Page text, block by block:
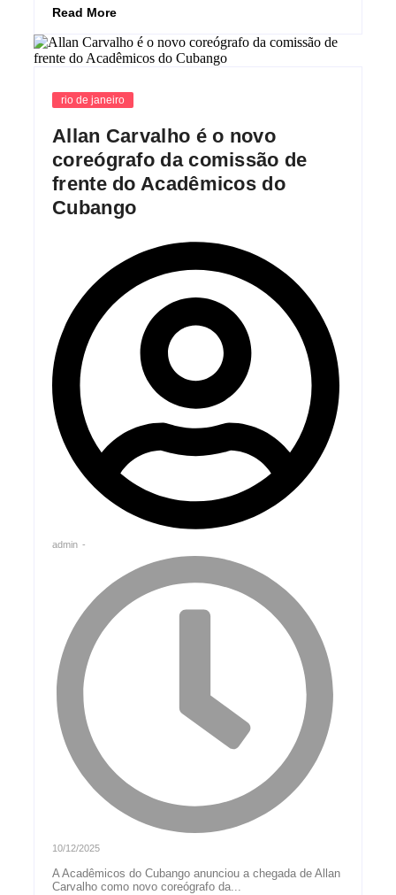
Read More
rio de janeiro
Allan Carvalho é o novo
coreógrafo da comissão de
frente do Acadêmicos do
Cubango
admin -
10/12/2025
A Acadêmicos do Cubango anunciou a chegada de Allan
Carvalho como novo coreógrafo da...